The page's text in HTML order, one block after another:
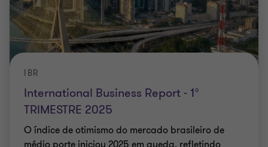
International Business Report - 1°
TRIMESTRE 2025
IBR
O índice de otimismo do mercado brasileiro de